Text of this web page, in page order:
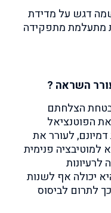
דגש על מדידת
מתעלמת מתפקידה
השראה ?
הצלחתם
הפוטנציאל
לעורר את
למוטיבציה פנימית
יכולה אף לשנות
לתרום לביסוס